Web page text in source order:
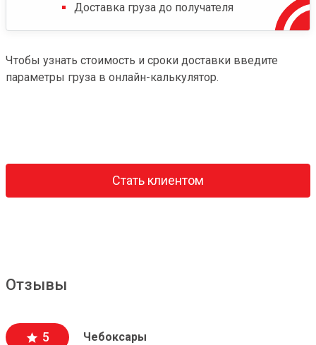
Доставка груза до получателя
Чтобы узнать стоимость и сроки доставки введите
параметры груза в онлайн-калькулятор.
Стать клиентом
Отзывы
5 Чебоксары